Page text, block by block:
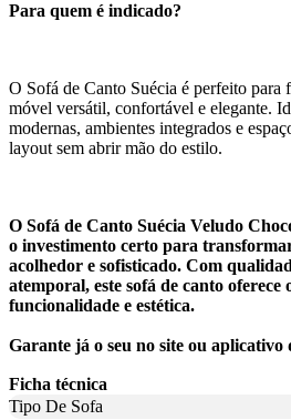
Para quem é indicado?
O Sofá de Canto Suécia é perfeito para
móvel versátil, confortável e elegante.
modernas, ambientes integrados e
layout sem abrir mão do estilo.
O Sofá de Canto Suécia Veludo
o investimento certo para
acolhedor e sofisticado. Com
atemporal, este sofá de canto
funcionalidade e estética.
Garante já o seu no site ou
Ficha técnica
Tipo De Sofa